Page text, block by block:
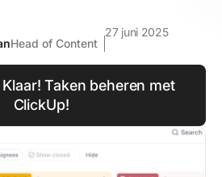
Head of Content
27 juni 2025
Taken beheren met
ClickUp!